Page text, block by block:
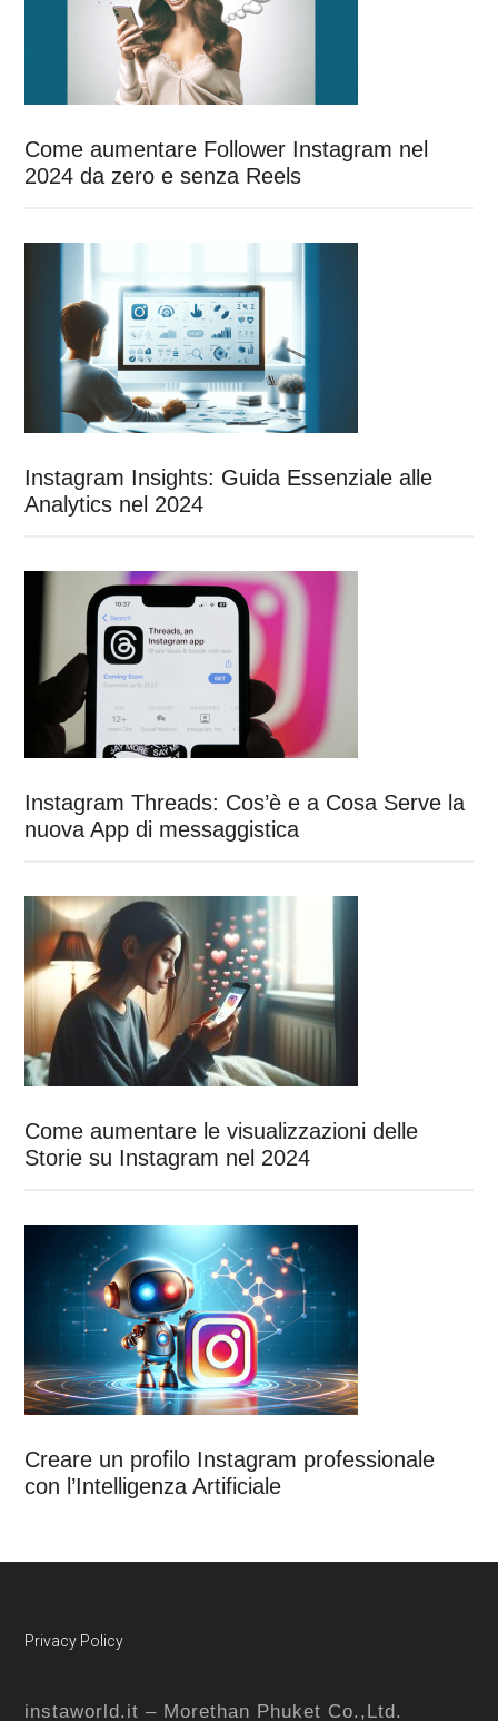
Come aumentare Follower Instagram nel
2024 da zero e senza Reels
Instagram Insights: Guida Essenziale alle
Analytics nel 2024
Instagram Threads: Cos’è e a Cosa Serve la
nuova App di messaggistica
Come aumentare le visualizzazioni delle
Storie su Instagram nel 2024
Creare un profilo Instagram professionale
con l’Intelligenza Artificiale
Footer
Privacy Policy
instaworld.it – Morethan Phuket Co.,Ltd.